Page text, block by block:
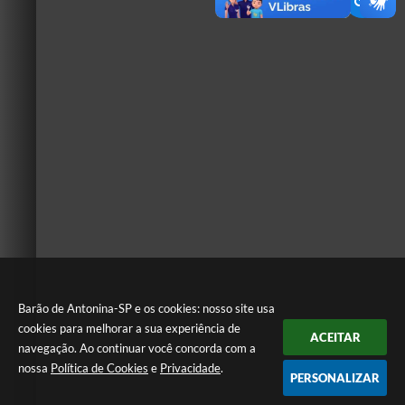
Barão de Antonina-SP e os cookies: nosso site usa
cookies para melhorar a sua experiência de
navegação. Ao continuar você concorda com a
nossa Política de Cookies e Privacidade.
ACEITAR
PERSONALIZAR